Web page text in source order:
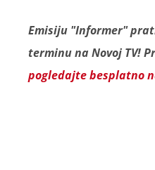
Emisiju "Informer"
terminu na Novoj TV!
pogledajte besplatno